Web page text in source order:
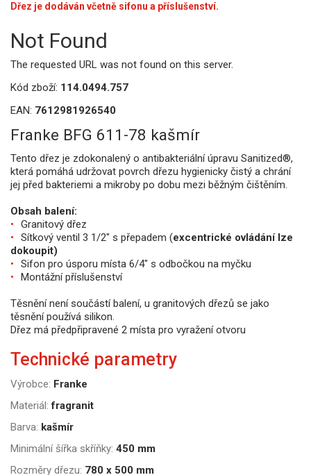
Dřez je dodáván včetně sifonu a příslušenství.
Not Found
The requested URL was not found on this server.
Kód zboží: 114.0494.757
EAN: 7612981926540
Franke BFG 611-78 kašmír
Tento dřez je zdokonalený o antibakteriální úpravu Sanitized®,
která pomáhá udržovat povrch dřezu hygienicky čistý a chrání
jej před bakteriemi a mikroby po dobu mezi běžným čištěním.
Obsah balení:
Granitový dřez
Sítkový ventil 3 1/2" s přepadem (excentrické ovládání lze
dokoupit)
Sifon pro úsporu místa 6/4" s odbočkou na myčku
Montážní příslušenství
Těsnění není součástí balení, u granitových dřezů se jako
těsnění používá silikon.
Dřez má předpřipravené 2 místa pro vyražení otvoru
Technické parametry
Výrobce: Franke
Materiál: fragranit
Barva: kašmír
Minimální šířka skříňky: 450 mm
Rozměry dřezu: 780 x 500 mm